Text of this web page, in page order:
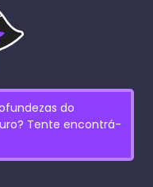
do
Tente encontrá-